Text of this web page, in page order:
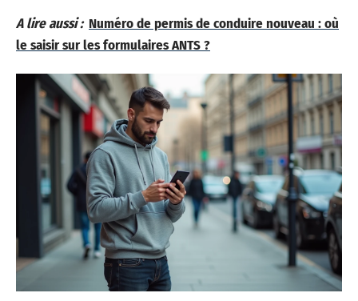
A lire aussi : Numéro de permis de conduire nouveau : où
le saisir sur les formulaires ANTS ?